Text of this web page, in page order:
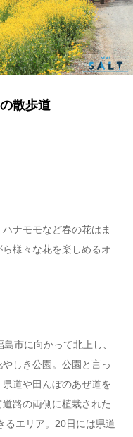
散歩道
ナモモなど春の花はま
様々な花を楽しめるオ
市に向かって北上し、
しき公園。公園と言っ
道や田んぼのあぜ道を
路の両側に植栽された
るエリア。20日には県道